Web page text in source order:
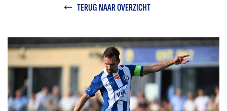
TERUG NAAR OVERZICHT